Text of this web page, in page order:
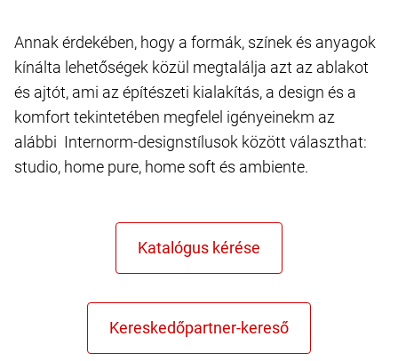
Annak érdekében, hogy a formák, színek és anyagok
kínálta lehetőségek közül megtalálja azt az ablakot
és ajtót, ami az építészeti kialakítás, a design és a
komfort tekintetében megfelel igényeinekm az
alábbi Internorm-designstílusok között választhat:
studio, home pure, home soft és ambiente.